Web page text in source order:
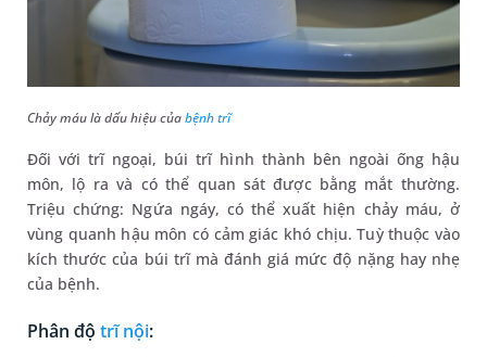
Chảy máu là dấu hiệu củabệnh trĩ
Đối với trĩ ngoại, búi trĩ hình thành bên ngoài ống hậu
môn, lộ ra và có thể quan sát được bằng mắt thường.
Triệu chứng: Ngứa ngáy, có thể xuất hiện chảy máu, ở
vùng quanh hậu môn có cảm giác khó chịu. Tuỳ thuộc vào
kích thước của búi trĩ mà đánh giá mức độ nặng hay nhẹ
của bệnh.
Phân độtrĩ nội: